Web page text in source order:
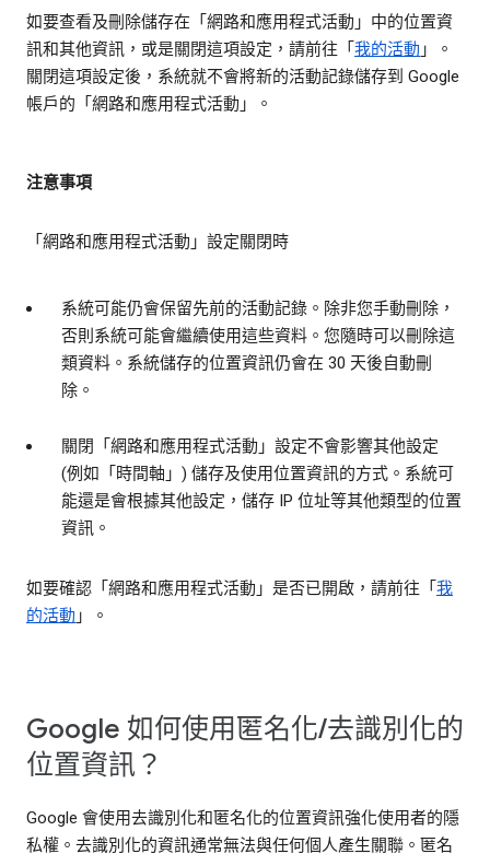
如要查看及刪除儲存在「網路和應用程式活動」中的位置資
訊和其他資訊，或是關閉這項設定，請前往「 我的活動 」。
關閉這項設定後，系統就不會將新的活動記錄儲存到 Google
帳戶的「網路和應用程式活動」。
注意事項
「網路和應用程式活動」設定關閉時
系統可能仍會保留先前的活動記錄。除非您手動刪除，
否則系統可能會繼續使用這些資料。您隨時可以刪除這
類資料。系統儲存的位置資訊仍會在 30 天後自動刪
除。
關閉「網路和應用程式活動」設定不會影響其他設定
(例如「時間軸」) 儲存及使用位置資訊的方式。系統可
能還是會根據其他設定，儲存 IP 位址等其他類型的位置
資訊。
如要確認「網路和應用程式活動」是否已開啟，請前往「 我
的活動 」。
Google 如何使用匿名化/去識別化的
位置資訊？
Google 會使用去識別化和匿名化的位置資訊強化使用者的隱
私權。去識別化的資訊通常無法與任何個人產生關聯。匿名